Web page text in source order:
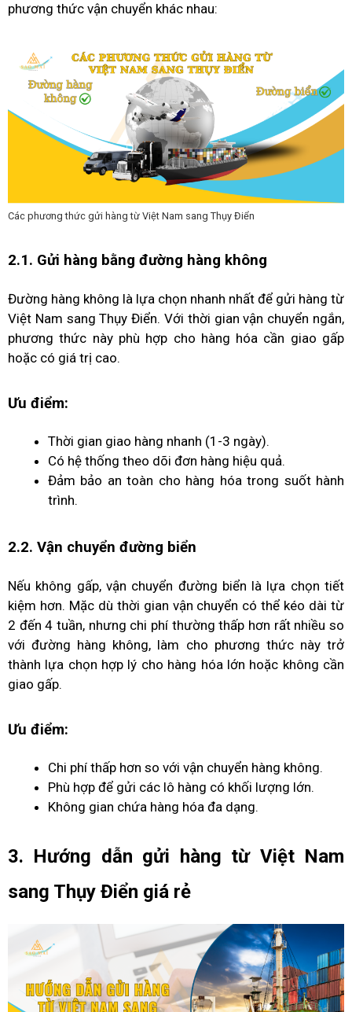
phương thức vận chuyển khác nhau:
Các phương thức gửi hàng từ Việt Nam sang Thụy Điển
2.1. Gửi hàng bằng đường hàng không
Đường hàng không là lựa chọn nhanh nhất để gửi hàng từ
Việt Nam sang Thụy Điển. Với thời gian vận chuyển ngắn,
phương thức này phù hợp cho hàng hóa cần giao gấp
hoặc có giá trị cao.
Ưu điểm:
Thời gian giao hàng nhanh (1-3 ngày).
Có hệ thống theo dõi đơn hàng hiệu quả.
Đảm bảo an toàn cho hàng hóa trong suốt hành
trình.
2.2. Vận chuyển đường biển
Nếu không gấp, vận chuyển đường biển là lựa chọn tiết
kiệm hơn. Mặc dù thời gian vận chuyển có thể kéo dài từ
2 đến 4 tuần, nhưng chi phí thường thấp hơn rất nhiều so
với đường hàng không, làm cho phương thức này trở
thành lựa chọn hợp lý cho hàng hóa lớn hoặc không cần
giao gấp.
Ưu điểm:
Chi phí thấp hơn so với vận chuyển hàng không.
Phù hợp để gửi các lô hàng có khối lượng lớn.
Không gian chứa hàng hóa đa dạng.
3. Hướng dẫn gửi hàng từ Việt Nam
sang Thụy Điển giá rẻ